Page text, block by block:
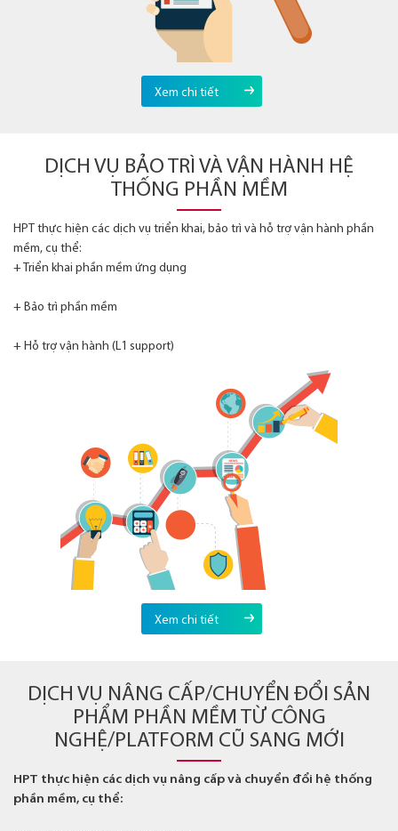
Xem chi tiết
DỊCH VỤ BẢO TRÌ VÀ VẬN HÀNH HỆ
THỐNG PHẦN MỀM
HPT thực hiện các dịch vụ triển khai, bảo trì và hỗ trợ vận hành phần
mềm, cụ thể:
+ Triển khai phần mềm ứng dụng
+ Bảo trì phần mềm
+ Hỗ trợ vận hành (L1 support)
Xem chi tiết
DỊCH VỤ NÂNG CẤP/CHUYỂN ĐỔI SẢN
PHẨM PHẦN MỀM TỪ CÔNG
NGHỆ/PLATFORM CŨ SANG MỚI
HPT thực hiện các dịch vụ nâng cấp và chuyển đổi hệ thống
phần mềm, cụ thể: